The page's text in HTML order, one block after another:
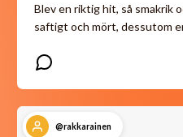
Blev en riktig hit, så smakrik
saftigt och mört, dessutom
@rakkarainen